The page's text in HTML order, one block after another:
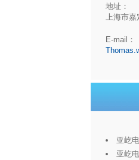
地址：
上海市嘉
E-mail：
亚屹
亚屹